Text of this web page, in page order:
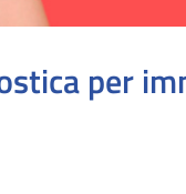
per